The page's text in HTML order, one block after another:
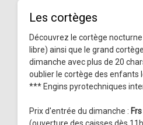
Les cortèges
Découvrez le cortège
libre) ainsi que le grand
dimanche avec plus de 20
oublier le cortège des enfants
*** Engins pyrotechniques
Prix d'entrée du dimanche :